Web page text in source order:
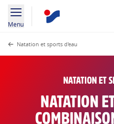
Menu
Natation et sports d'eau
NATATION ET
NATATION